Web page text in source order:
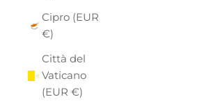
Cipro (EUR
€)
Città del
Vaticano
(EUR €)